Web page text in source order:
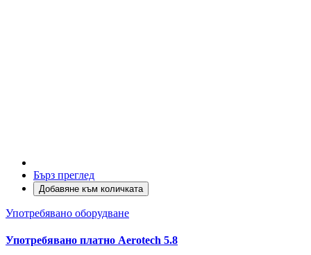
Бърз преглед
Добавяне към количката
Употребявано оборудване
Употребявано платно Aerotech 5.8